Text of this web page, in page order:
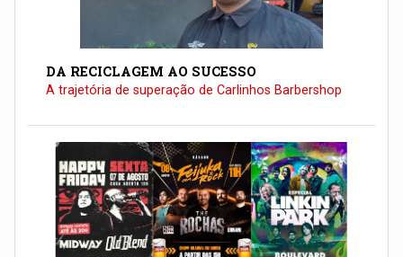
DA RECICLAGEM AO SUCESSO
A trajetória de superação de Carlinhos Barbershop